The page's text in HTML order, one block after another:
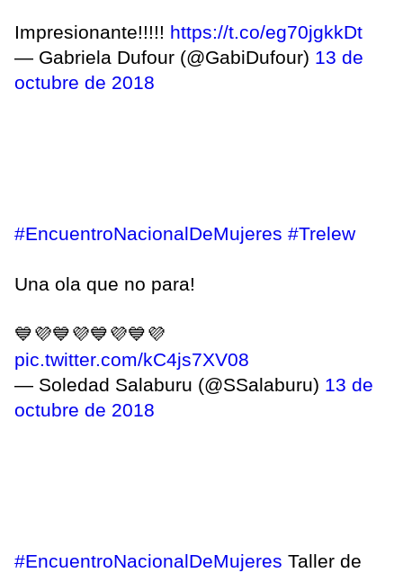
Impresionante!!!!! https://t.co/eg70jgkkDt
— Gabriela Dufour (@GabiDufour) 13 de
octubre de 2018
#EncuentroNacionalDeMujeres #Trelew
Una ola que no para!
💙💜💙💜💙💜💙💜
pic.twitter.com/kC4js7XV08
— Soledad Salaburu (@SSalaburu) 13 de
octubre de 2018
#EncuentroNacionalDeMujeres Taller de